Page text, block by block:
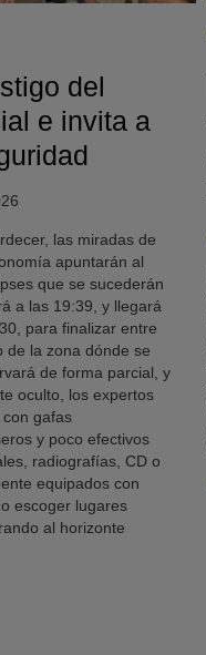
del
e invita a
las miradas de
apuntarán al
que se sucederán
a las 19:39, y llegará
para finalizar entre
de la zona dónde se
de forma parcial, y
oculto, los expertos
gafas
y poco efectivos
radiografías, CD o
equipados con
escoger lugares
al horizonte